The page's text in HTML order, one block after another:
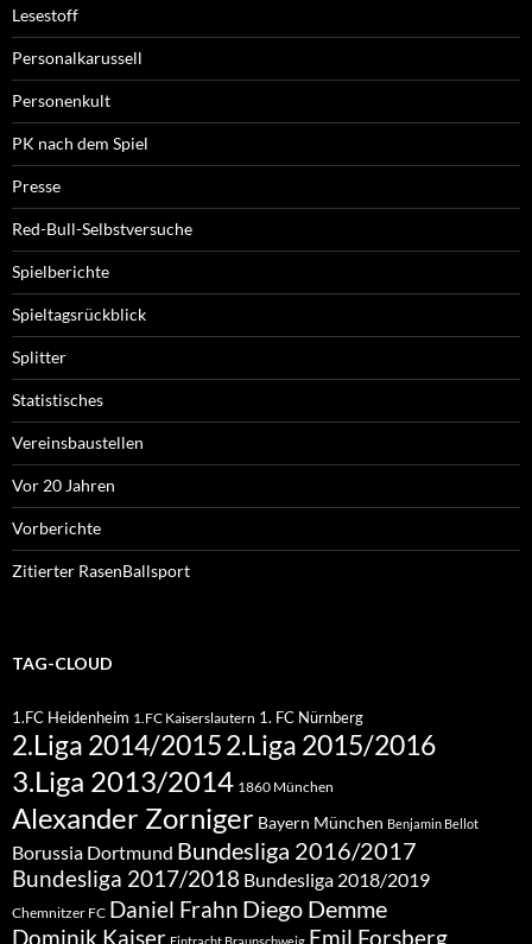
Lesestoff
Personalkarussell
Personenkult
PK nach dem Spiel
Presse
Red-Bull-Selbstversuche
Spielberichte
Spieltagsrückblick
Splitter
Statistisches
Vereinsbaustellen
Vor 20 Jahren
Vorberichte
Zitierter RasenBallsport
TAG-CLOUD
1.FC Heidenheim 1.FC Kaiserslautern 1. FC Nürnberg
2.Liga 2014/20152.Liga 2015/2016
3.Liga 2013/2014 1860 München
Alexander Zorniger Bayern München Benjamin Bellot
Borussia Dortmund Bundesliga 2016/2017
Bundesliga 2017/2018 Bundesliga 2018/2019
Chemnitzer FC Daniel Frahn Diego Demme
Dominik Kaiser Emil Forsberg